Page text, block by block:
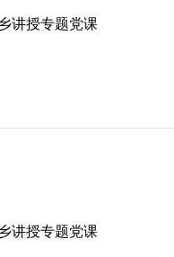
讲授专题党课
讲授专题党课